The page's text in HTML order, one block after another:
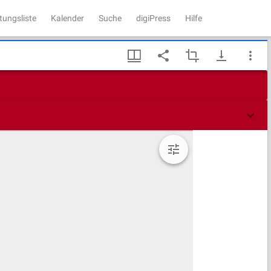
Kalender Suche digiPress Hilfe